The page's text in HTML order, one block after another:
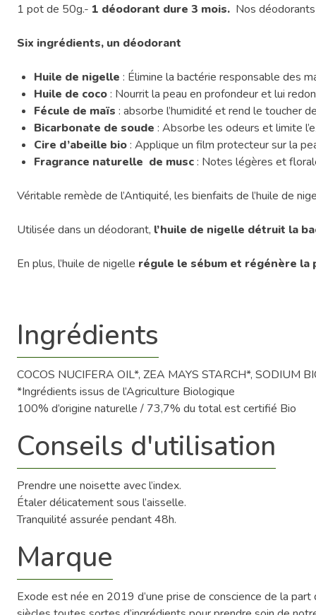
1 pot de 50g.- 1 déodorant dure 3 mois. Nos
Six ingrédients, un déodorant
Huile de nigelle : Élimine la bactérie responsable des
Huile de coco: Nourrit la peau en profondeur et lui
Fécule de maïs : absorbe l’humidité et rend le toucher
Bicarbonate de soude : Absorbe les odeurs et limite
Cire d’abeille bio: Applique un film protecteur sur la
Fragrance naturelle de musc: Notes légères et
Véritable remède de l’Antiquité, les bienfaits de l’huile de
Utilisée dans un déodorant, l’huile de nigelle détruit la
En plus, l’huile de nigelle régule le sébum et régénère la
Ingrédients
COCOS NUCIFERA OIL*, ZEA MAYS STARCH*, SODIUM
*Ingrédients issus de l’Agriculture Biologique
100% d’origine naturelle / 73,7% du total est certifié Bio
Conseils d'utilisation
Prendre une noisette avec l’index.
Étaler délicatement sous l’aisselle.
Tranquilité assurée pendant 48h.
Marque
Exode est née en 2019 d’une prise de conscience de la